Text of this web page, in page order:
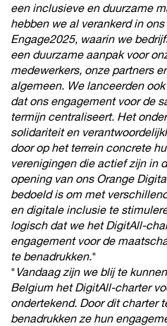
een inclusieve en duurzame
hebben we al verankerd in
Engage2025, waarin we
een duurzame aanpak voor
medewerkers, onze partners
algemeen. We lanceerden
dat ons engagement voor de
termijn centraliseert. Het
solidariteit en
door op het terrein concrete
verenigingen die actief zijn in
opening van ons Orange
bedoeld is om met
en digitale inclusie te
logisch dat we het DigitAll-
engagement voor de
te benadrukken."
" Vandaag zijn we blij te
Belgium het DigitAll-charter
ondertekend. Door dit charter
benadrukken ze hun